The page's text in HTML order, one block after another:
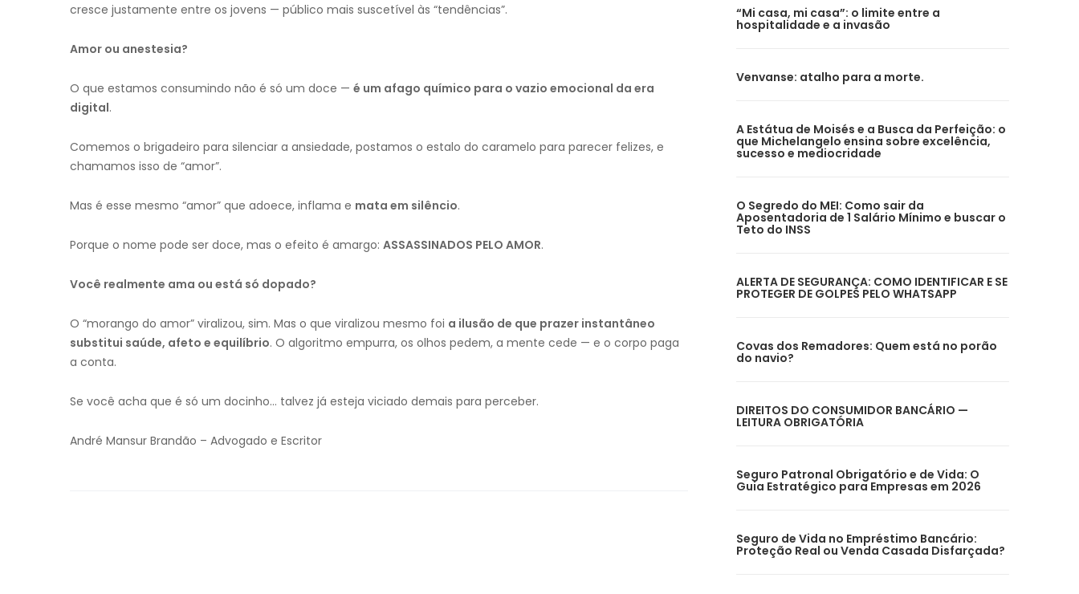
cresce justamente entre os jovens — público mais suscetível às “tendências”.
Amor ou anestesia?
O que estamos consumindo não é só um doce — é um afago químico para o vazio emocional da era
digital.
Comemos o brigadeiro para silenciar a ansiedade, postamos o estalo do caramelo para parecer felizes, e
chamamos isso de “amor”.
Mas é esse mesmo “amor” que adoece, inflama e mata em silêncio.
Porque o nome pode ser doce, mas o efeito é amargo: ASSASSINADOS PELO AMOR.
Você realmente ama ou está só dopado?
O “morango do amor” viralizou, sim. Mas o que viralizou mesmo foi a ilusão de que prazer instantâneo
substitui saúde, afeto e equilíbrio. O algoritmo empurra, os olhos pedem, a mente cede — e o corpo paga
a conta.
Se você acha que é só um docinho… talvez já esteja viciado demais para perceber.
André Mansur Brandão – Advogado e Escritor
“Mi casa, mi casa”: o limite entre a
hospitalidade e a invasão
Venvanse: atalho para a morte.
A Estátua de Moisés e a Busca da Perfeição: o
que Michelangelo ensina sobre excelência,
sucesso e mediocridade
O Segredo do MEI: Como sair da
Aposentadoria de 1 Salário Mínimo e buscar o
Teto do INSS
ALERTA DE SEGURANÇA: COMO IDENTIFICAR E SE
PROTEGER DE GOLPES PELO WHATSAPP
Covas dos Remadores: Quem está no porão
do navio?
DIREITOS DO CONSUMIDOR BANCÁRIO —
LEITURA OBRIGATÓRIA
Seguro Patronal Obrigatório e de Vida: O
Guia Estratégico para Empresas em 2026
Seguro de Vida no Empréstimo Bancário:
Proteção Real ou Venda Casada Disfarçada?